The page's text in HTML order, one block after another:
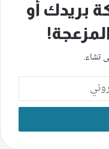
بريدك أو
تشاء.